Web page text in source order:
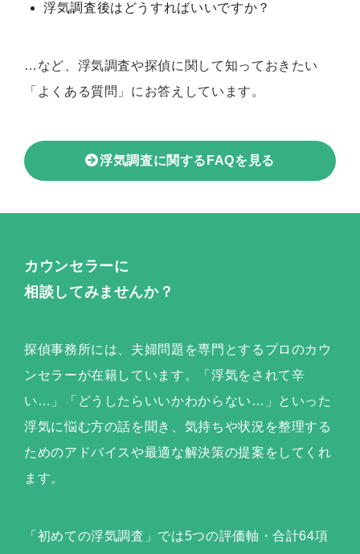
浮気調査後はどうすればいいですか？
…など、浮気調査や探偵に関して知っておきたい
「よくある質問」にお答えしています。
浮気調査に関するFAQを見る
カウンセラーに
相談してみませんか？
探偵事務所には、夫婦問題を専門とするプロのカウ
ンセラーが在籍しています。「浮気をされて辛
い…」「どうしたらいいかわからない…」といった
浮気に悩む方の話を聞き、気持ちや状況を整理する
ためのアドバイスや最適な解決策の提案をしてくれ
ます。
「初めての浮気調査」では5つの評価軸・合計64項